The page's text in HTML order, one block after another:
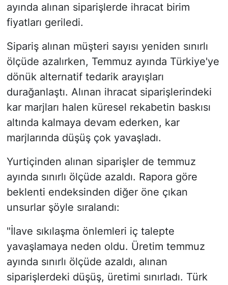
ayında alınan siparişlerde ihracat birim
fiyatları geriledi.
Sipariş alınan müşteri sayısı yeniden sınırlı
ölçüde azalırken, Temmuz ayında Türkiye'ye
dönük alternatif tedarik arayışları
durağanlaştı. Alınan ihracat siparişlerindeki
kar marjları halen küresel rekabetin baskısı
altında kalmaya devam ederken, kar
marjlarında düşüş çok yavaşladı.
Yurtiçinden alınan siparişler de temmuz
ayında sınırlı ölçüde azaldı. Rapora göre
beklenti endeksinden diğer öne çıkan
unsurlar şöyle sıralandı:
"İlave sıkılaşma önlemleri iç talepte
yavaşlamaya neden oldu. Üretim temmuz
ayında sınırlı ölçüde azaldı, alınan
siparişlerdeki düşüş, üretimi sınırladı. Türk